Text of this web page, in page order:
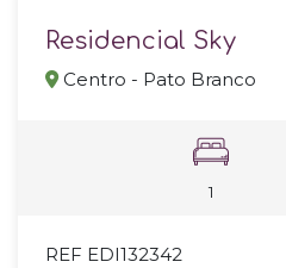
Residencial Sky
Centro - Pato Branco
1
REF EDI132342